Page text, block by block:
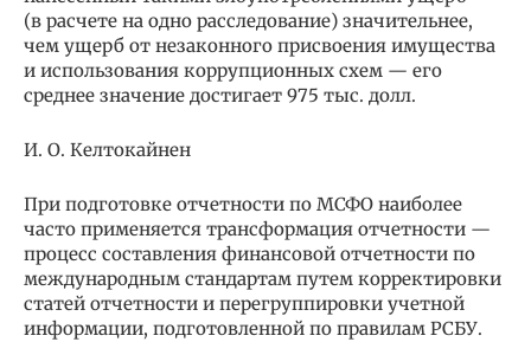
(в расчете на одно расследование) значительнее,
чем ущерб от незаконного присвоения имущества
и использования коррупционных схем — его
среднее значение достигает 975 тыс. долл.
И. О. Келтокайнен
При подготовке отчетности по МСФО наиболее
часто применяется трансформация отчетности —
процесс составления финансовой отчетности по
международным стандартам путем корректировки
статей отчетности и перегруппировки учетной
информации, подготовленной по правилам РСБУ.